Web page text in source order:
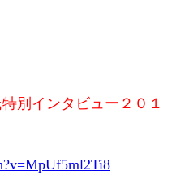
別インタビュー２０１